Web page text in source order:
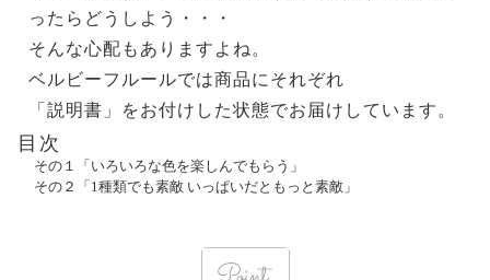
ったらどうしよう・・・
そんな心配もありますよね。
ベルビーフルールでは商品にそれぞれ
「説明書」をお付けした状態でお届けしています。
目次
その１「いろいろな色を楽しんでもらう」
その２「1種類でも素敵 いっぱいだともっと素敵」